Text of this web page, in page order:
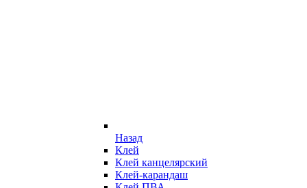
Назад
Клей
Клей канцелярский
Клей-карандаш